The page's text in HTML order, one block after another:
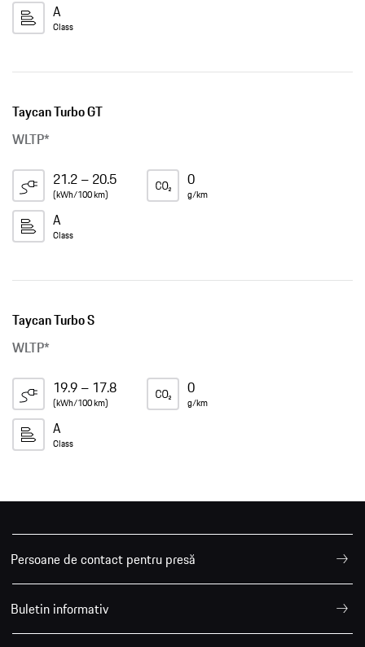
A
Class
Taycan Turbo GT
WLTP*
21.2 – 20.5
(kWh/100 km)
0
g/km
A
Class
Taycan Turbo S
WLTP*
19.9 – 17.8
(kWh/100 km)
0
g/km
A
Class
Persoane de contact pentru presă
Buletin informativ